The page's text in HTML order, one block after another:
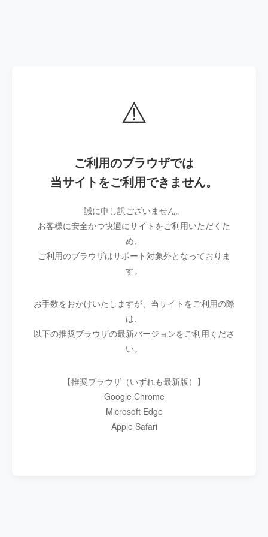
⚠️
ご利用のブラウザでは
当サイトをご利用できません。
誠に申し訳ございません。
お客様に安全かつ快適にサイトをご利用いただくた
め、
ご利用のブラウザはサポート対象外となっておりま
す。
お手数をおかけいたしますが、当サイトをご利用の際
は、
以下の推奨ブラウザの最新バージョンをご利用くださ
い。
【推奨ブラウザ（いずれも最新版）】
Google Chrome
Microsoft Edge
Apple Safari